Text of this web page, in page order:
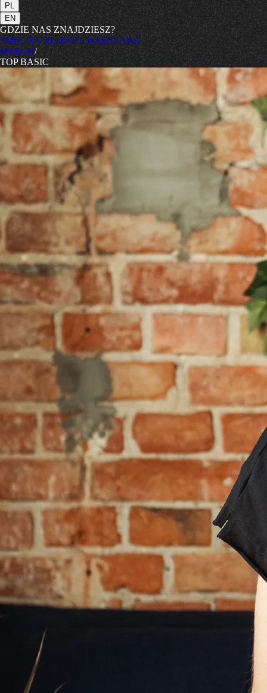
PL
EN
GDZIE NAS ZNAJDZIESZ?
SMOLNA 38, 00-375 WARSZAWA
MERCH/
TOP BASIC